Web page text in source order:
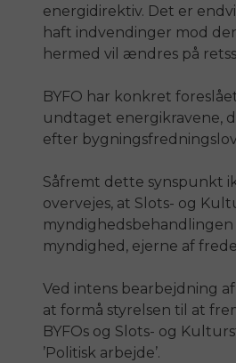
energidirektiv. Det er
haft indvendinger mod
hermed vil ændres på
BYFO har konkret
undtaget energikravene,
efter
Såfremt dette synspunkt
overvejes, at Slots- og
myndighedsbehandlingen
myndighed, ejerne af
Ved intens bearbejdning
at formå styrelsen til at
BYFOs og Slots- og
’Politisk arbejde’.